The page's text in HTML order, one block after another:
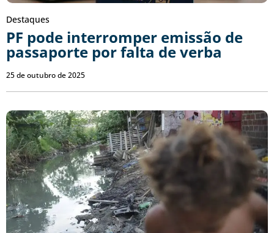
Destaques
PF pode interromper emissão de
passaporte por falta de verba
25 de outubro de 2025